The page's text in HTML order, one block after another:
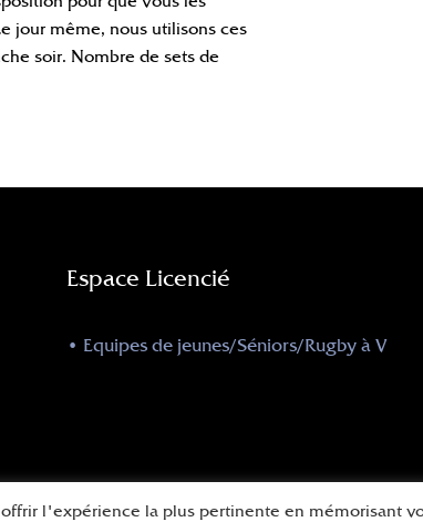
jour même, nous utilisons ces
soir. Nombre de sets de
Espace Licencié
• Equipes de jeunes/Séniors/Rugby à V
l'expérience la plus pertinente en mémorisant